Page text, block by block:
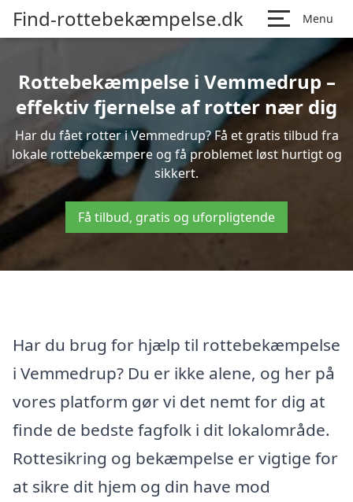
Find-rottebekæmpelse.dk Menu
Rottebekæmpelse i Vemmedrup –
effektiv fjernelse af rotter nær dig
Har du fået rotter i Vemmedrup? Få et gratis tilbud fra
lokale rottebekæmpere og få problemet løst hurtigt og
sikkert.
Få tilbud, gratis og uforpligtende
Har du brug for hjælp til rottebekæmpelse
i Vemmedrup? Du er ikke alene, og her på
vores platform gør vi det nemt for dig at
finde de bedste fagfolk i dit lokalområde.
Rottesikring og bekæmpelse er vigtige for
at sikre dit hjem og din have mod